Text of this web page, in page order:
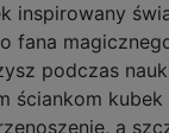
inspirowany
fana
podczas
ściankom
a